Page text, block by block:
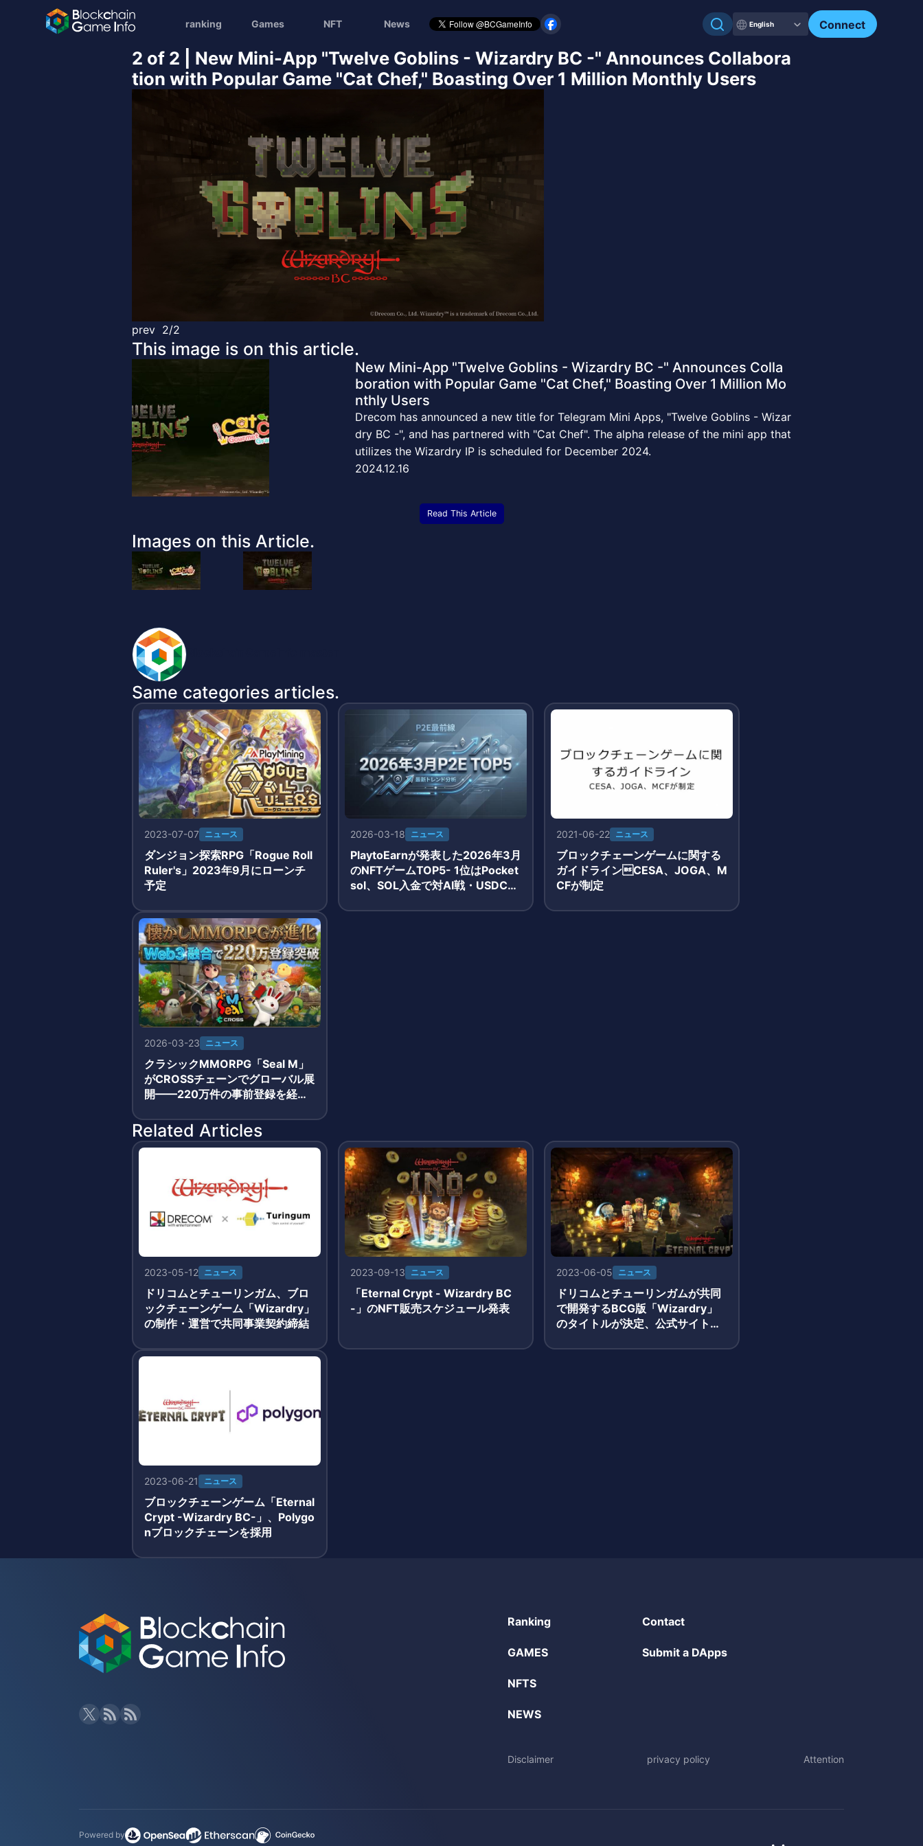
ranking Games NFT News English Connect
2 of 2 | New Mini-App "Twelve Goblins - Wizardry BC -" Announces Collabora
tion with Popular Game "Cat Chef," Boasting Over 1 Million Monthly Users
prev 2/2
This image is on this article.
New Mini-App "Twelve Goblins - Wizardry BC -" Announces Colla
boration with Popular Game "Cat Chef," Boasting Over 1 Million Mo
nthly Users
Drecom has announced a new title for Telegram Mini Apps, "Twelve Goblins - Wizar
dry BC -", and has partnered with "Cat Chef". The alpha release of the mini app that
utilizes the Wizardry IP is scheduled for December 2024.
2024.12.16
Read This Article
Images on this Article.
Same categories articles.
2023-07-07 ニュース
ダンジョン探索RPG「Rogue Roll
Ruler's」2023年9月にローンチ
予定
2026-03-18 ニュース
PlaytoEarnが発表した2026年3月
のNFTゲームTOP5- 1位はPocket
sol、SOL入金で対AI戦・USDC報
2021-06-22 ニュース
ブロックチェーンゲームに関する
ガイドラインCESA、JOGA、M
CFが制定
2026-03-23 ニュース
クラシックMMORPG「Seal M」
がCROSSチェーンでグローバル展
開——220万件の事前登録を経て
Related Articles
2023-05-12 ニュース
ドリコムとチューリンガム、ブロ
ックチェーンゲーム「Wizardry」
の制作・運営で共同事業契約締結
2023-09-13 ニュース
「Eternal Crypt - Wizardry BC
-」のNFT販売スケジュール発表
2023-06-05 ニュース
ドリコムとチューリンガムが共同
で開発するBCG版「Wizardry」
のタイトルが決定、公式サイトが
2023-06-21 ニュース
ブロックチェーンゲーム「Eternal
Crypt -Wizardry BC-」、Polygo
nブロックチェーンを採用
Ranking
GAMES
NFTS
NEWS
Contact
Submit a DApps
Disclaimer privacy policy Attention
Powered by